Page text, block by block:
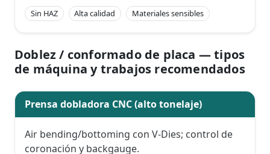
Sin HAZ Alta calidad Materiales sensibles
Doblez / conformado de placa — tipos
de máquina y trabajos recomendados
Prensa dobladora CNC (alto tonelaje)
Air bending/bottoming con V-Dies; control de
coronación y backgauge.